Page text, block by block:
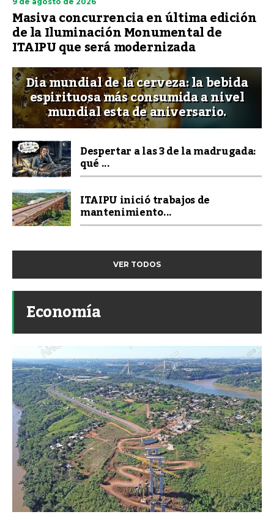
Masiva concurrencia en última edición
de la Iluminación Monumental de
ITAIPU que será modernizada
Dia mundial de la cerveza: la bebida
espirituosa más consumida a nivel
mundial esta de aniversario.
Despertar a las 3 de la madrugada:
qué ...
ITAIPU inició trabajos de
mantenimiento...
VER TODOS
Economía